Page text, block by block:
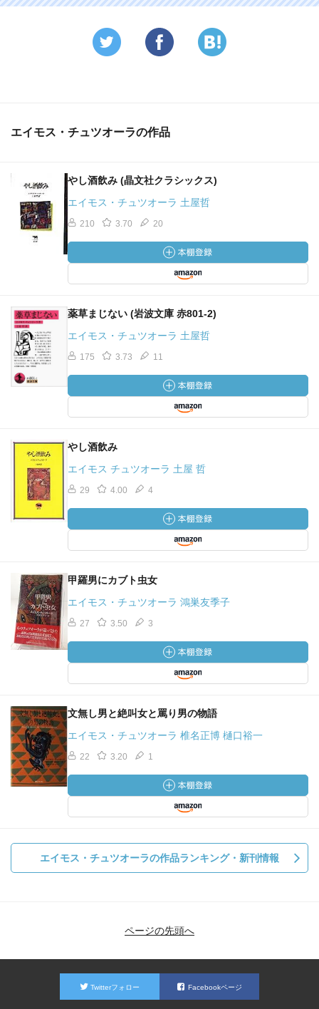
エイモス・チュツオーラの作品
やし酒飲み (晶文社クラシックス)
エイモス・チュツオーラ 土屋哲
210 3.70 20
薬草まじない (岩波文庫 赤801-2)
エイモス・チュツオーラ 土屋哲
175 3.73 11
やし酒飲み
エイモス チュツオーラ 土屋 哲
29 4.00 4
甲羅男にカブト虫女
エイモス・チュツオーラ 鴻巣友季子
27 3.50 3
文無し男と絶叫女と罵り男の物語
エイモス・チュツオーラ 椎名正博 樋口裕一
22 3.20 1
エイモス・チュツオーラの作品ランキング・新刊情報
ページの先頭へ
Twitterフォロー Facebookページ